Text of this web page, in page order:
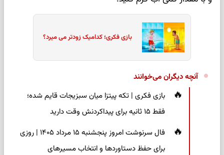
بازی فکری؛ کدامیک زودتر می میرد؟
آنچه دیگران می‌خوانند
بازی فکری | تکه پیتزا میان سبزیجات قایم شده؛
فقط ۱۵ ثانیه برای پیداکردنش وقت دارید
فال سرنوشت امروز پنجشنبه ۱۵ مرداد ۱۴۰۵ | روزی
برای حفظ دستاوردها و انتخاب مسیرهای